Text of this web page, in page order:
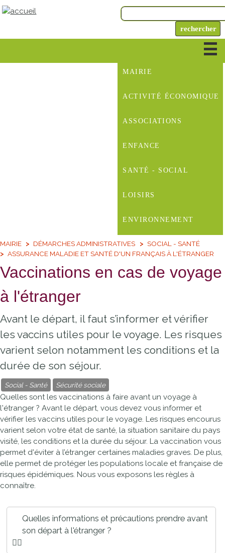
MAIRIE
ACTIVITÉ ÉCONOMIQUE
ASSOCIATIONS
ENFANCE
SANTÉ - SOCIAL
LOISIRS
ENVIRONNEMENT
MAIRIE DÉMARCHES ADMINISTRATIVES
SOCIAL - SANTÉ
ASSURANCE MALADIE ET SANTÉ D'UN FRANÇAIS À L'ÉTRANGER
Vaccinations en cas de voyage
à l'étranger
Avant le départ, il faut s’informer et vérifier
les vaccins utiles pour le voyage. Les risques
varient selon notamment les conditions et la
durée de son séjour.
Social - Santé Sécurité sociale
Quelles sont les vaccinations à faire avant un voyage à
l'étranger ? Avant le départ, vous devez vous informer et
vérifier les vaccins utiles pour le voyage. Les risques encourus
varient selon votre état de santé, la situation sanitaire du pays
visité, les conditions et la durée du séjour. La vaccination vous
permet d'éviter à l’étranger certaines maladies graves. De plus,
elle permet de protéger les populations locale et française de
risques épidémiques. Nous vous exposons les règles à
connaître.
Quelles informations et précautions prendre avant
son départ à l'étranger ?